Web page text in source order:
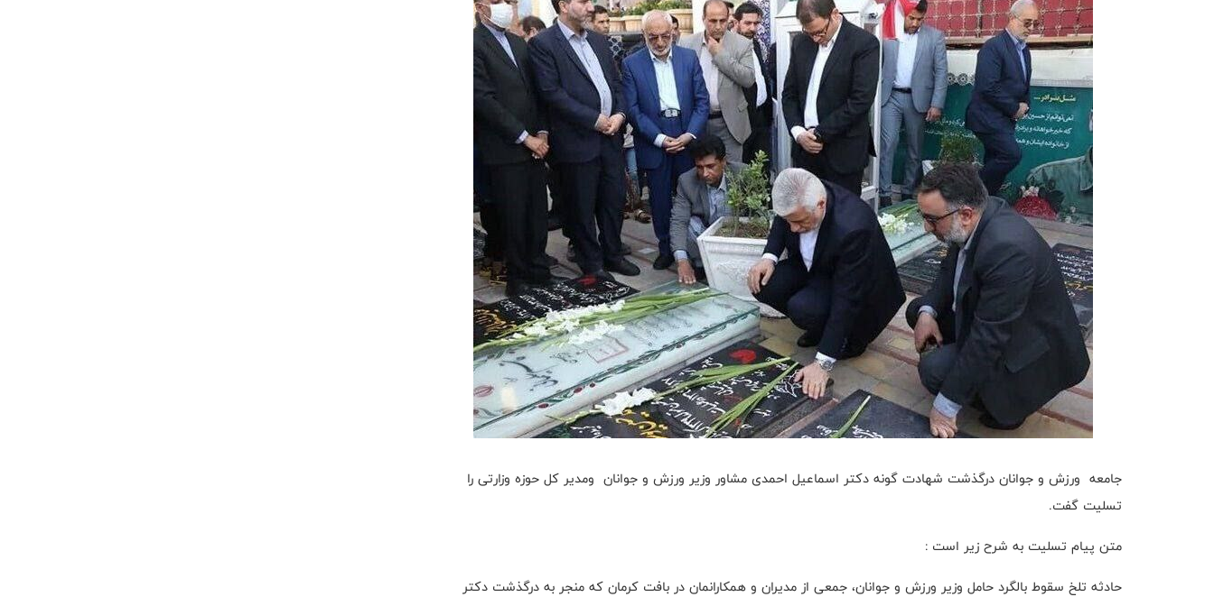
جامعه ورزش و جوانان درگذشت شهادت گونه دکتر اسماعیل احمدی مشاور وزیر ورزش و جوانان ومدیر کل حوزه وزارتی را
تسلیت گفت.
متن پیام تسلیت به شرح زیر است :
حادثه تلخ سقوط بالگرد حامل وزیر ورزش و جوانان، جمعی از مدیران و همکارانمان در بافت کرمان که منجر به درگذشت دکتر